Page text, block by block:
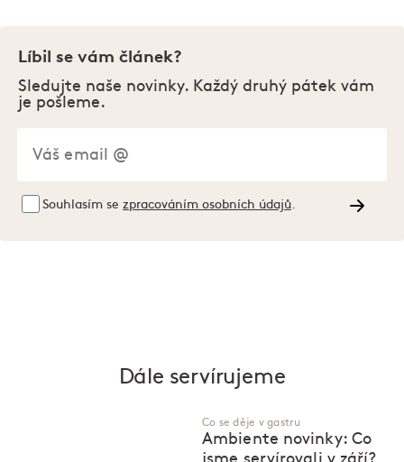
Líbil se vám článek?
Sledujte naše novinky. Každý druhý pátek vám
je pošleme.
Souhlasím se zpracováním osobních údajů
Dále servírujeme
Co se děje v gastru
Ambiente novinky: Co
jsme servírovali v září?